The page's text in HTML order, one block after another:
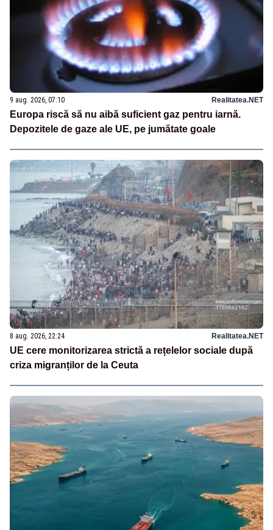
9 aug. 2026, 07:10 Realitatea.NET
Europa riscă să nu aibă suficient gaz pentru iarnă.
Depozitele de gaze ale UE, pe jumătate goale
8 aug. 2026, 22:24 Realitatea.NET
UE cere monitorizarea strictă a rețelelor sociale după
criza migranților de la Ceuta